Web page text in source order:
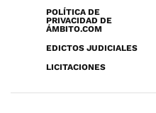
POLÍTICA DE
PRIVACIDAD DE
ÁMBITO.COM
EDICTOS JUDICIALES
LICITACIONES